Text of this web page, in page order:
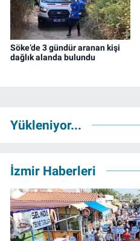
Söke’de 3 gündür aranan kişi
dağlık alanda bulundu
Yükleniyor...
İzmir Haberleri